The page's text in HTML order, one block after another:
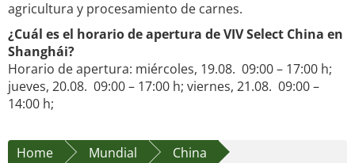
agricultura y procesamiento de carnes.
¿Cuál es el horario de apertura de VIV Select China en
Shanghái?
Horario de apertura: miércoles, 19.08. 09:00 – 17:00 h;
jueves, 20.08. 09:00 – 17:00 h; viernes, 21.08. 09:00 –
14:00 h;
Home Mundial
China